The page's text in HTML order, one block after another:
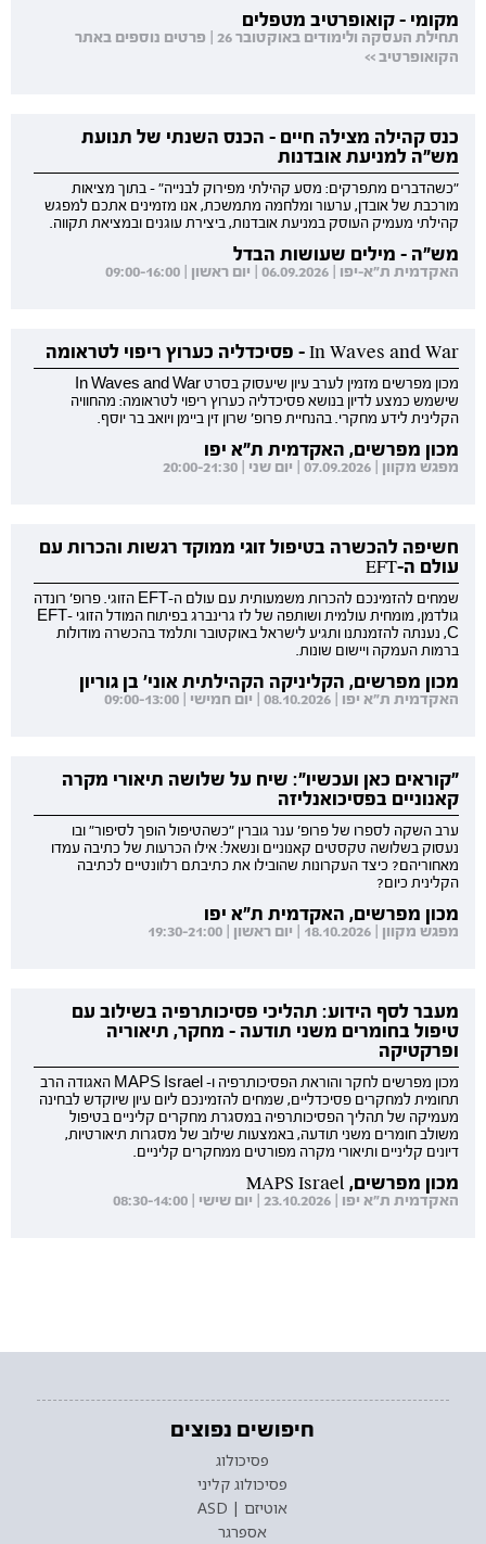
מקומי - קואופרטיב מטפלים
תחילת העסקה ולימודים באוקטובר 26 | פרטים נוספים באתר
הקואופרטיב >>
כנס קהילה מצילה חיים - הכנס השנתי של תנועת
מש"ה למניעת אובדנות
"כשהדברים מתפרקים: מסע קהילתי מפירוק לבנייה" - בתוך מציאות
מורכבת של אובדן, ערעור ומלחמה מתמשכת, אנו מזמינים אתכם למפגש
קהילתי מעמיק העוסק במניעת אובדנות, ביצירת עוגנים ובמציאת תקווה.
מש"ה - מילים שעושות הבדל
האקדמית ת"א-יפו | 06.09.2026 | יום ראשון | 09:00-16:00
In Waves and War - פסיכדליה כערוץ ריפוי לטראומה
מכון מפרשים מזמין לערב עיון שיעסוק בסרט In Waves and War
שישמש כמצע לדיון בנושא פסיכדליה כערוץ ריפוי לטראומה: מהחוויה
הקלינית לידע מחקרי. בהנחיית פרופ' שרון זין ביימן ויואב בר יוסף.
מכון מפרשים, האקדמית ת"א יפו
מפגש מקוון | 07.09.2026 | יום שני | 20:00-21:30
חשיפה להכשרה בטיפול זוגי ממוקד רגשות והכרות עם
עולם ה-EFT
שמחים להזמינכם להכרות משמעותית עם עולם ה-EFT הזוגי. פרופ' רונדה
גולדמן, מומחית עולמית ושותפה של לז גרינברג בפיתוח המודל הזוגי EFT-
C, נענתה להזמנתנו ותגיע לישראל באוקטובר ותלמד בהכשרה מודולות
ברמות העמקה ויישום שונות.
מכון מפרשים, הקליניקה הקהילתית אוני' בן גוריון
האקדמית ת"א יפו | 08.10.2026 | יום חמישי | 09:00-13:00
"קוראים כאן ועכשיו": שיח על שלושה תיאורי מקרה
קאנוניים בפסיכואנליזה
ערב השקה לספרו של פרופ' ענר גוברין "כשהטיפול הופך לסיפור" ובו
נעסוק בשלושה טקסטים קאנוניים ונשאל: אילו הכרעות של כתיבה עמדו
מאחוריהם? כיצד העקרונות שהובילו את כתיבתם רלוונטיים לכתיבה
הקלינית כיום?
מכון מפרשים, האקדמית ת"א יפו
מפגש מקוון | 18.10.2026 | יום ראשון | 19:30-21:00
מעבר לסף הידוע: תהליכי פסיכותרפיה בשילוב עם
טיפול בחומרים משני תודעה - מחקר, תיאוריה
ופרקטיקה
מכון מפרשים לחקר והוראת הפסיכותרפיה ו- MAPS Israel האגודה הרב
תחומית למחקרים פסיכדליים, שמחים להזמינכם ליום עיון שיוקדש לבחינה
מעמיקה של תהליך הפסיכותרפיה במסגרת מחקרים קליניים בטיפול
משולב חומרים משני תודעה, באמצעות שילוב של מסגרות תיאורטיות,
דיונים קליניים ותיאורי מקרה מפורטים ממחקרים קליניים.
מכון מפרשים, MAPS Israel
האקדמית ת"א יפו | 23.10.2026 | יום שישי | 08:30-14:00
חיפושים נפוצים
פסיכולוג
פסיכולוג קליני
אוטיזם | ASD
אספרגר